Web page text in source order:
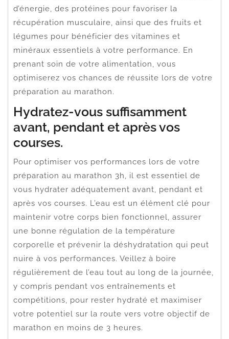
d’énergie, des protéines pour favoriser la
récupération musculaire, ainsi que des fruits et
légumes pour bénéficier des vitamines et
minéraux essentiels à votre performance. En
prenant soin de votre alimentation, vous
optimiserez vos chances de réussite lors de votre
préparation au marathon.
Hydratez-vous suffisamment
avant, pendant et après vos
courses.
Pour optimiser vos performances lors de votre
préparation au marathon 3h, il est essentiel de
vous hydrater adéquatement avant, pendant et
après vos courses. L’eau est un élément clé pour
maintenir votre corps bien fonctionnel, assurer
une bonne régulation de la température
corporelle et prévenir la déshydratation qui peut
nuire à vos performances. Veillez à boire
régulièrement de l’eau tout au long de la journée,
y compris pendant vos entraînements et
compétitions, pour rester hydraté et maximiser
votre potentiel sur la route vers votre objectif de
marathon en moins de 3 heures.